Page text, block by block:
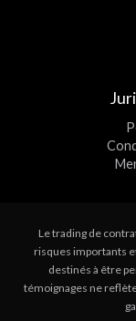
Le trading de
risques importants
destinés à être
témoignages ne